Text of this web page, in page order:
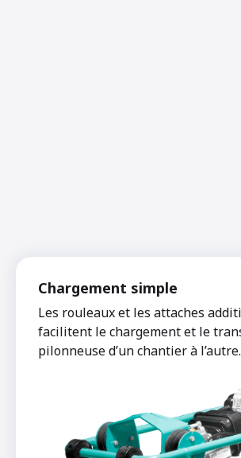
Chargement simple
Les rouleaux et les attaches
facilitent le chargement et le
pilonneuse d’un chantier à l’autre.